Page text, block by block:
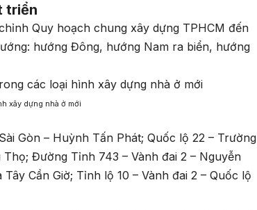
triển
Quy hoạch chung xây dựng TPHCM đến
hướng Đông, hướng Nam ra biển, hướng
xây dựng nhà ở mới
Gòn – Huỳnh Tấn Phát; Quốc lộ 22 – Trường
Đường Tỉnh 743 – Vành đai 2 – Nguyễn
Cần Giờ; Tỉnh lộ 10 – Vành đai 2 – Quốc lộ